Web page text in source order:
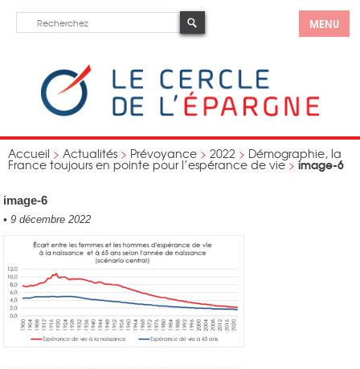
MENU
Accueil > Actualités > Prévoyance > 2022 > Démographie, la
France toujours en pointe pour l’espérance de vie> image-6
image-6
• 9 décembre 2022